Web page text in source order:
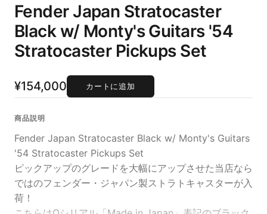
Fender Japan Stratocaster
Black w/ Monty's Guitars '54
Stratocaster Pickups Set
¥154,000 カートに追加
商品説明
Fender Japan Stratocaster Black w/ Monty's Guitars
'54 Stratocaster Pickups Set
ピックアップのグレードを大幅にアップさせた当店なら
ではのフェンダー・ジャパン製ストラトキャスターが入
荷！